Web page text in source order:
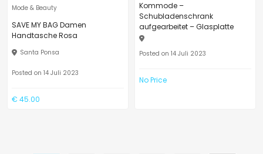
Mode & Beauty
SAVE MY BAG Damen
Handtasche Rosa
Santa Ponsa
Posted on 14 Juli 2023
€ 45.00
Kommode –
Schubladenschrank
aufgearbeitet – Glasplatte
Posted on 14 Juli 2023
No Price